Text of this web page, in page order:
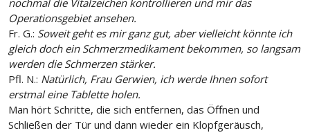
nochmal die Vitalzeichen kontrollieren und mir das
Operationsgebiet ansehen.
Fr. G.: Soweit geht es mir ganz gut, aber vielleicht könnte ich
gleich doch ein Schmerzmedikament bekommen, so langsam
werden die Schmerzen stärker.
Pfl. N.: Natürlich, Frau Gerwien, ich werde Ihnen sofort
erstmal eine Tablette holen.
Man hört Schritte, die sich entfernen, das Öffnen und
Schließen der Tür und dann wieder ein Klopfgeräusch,